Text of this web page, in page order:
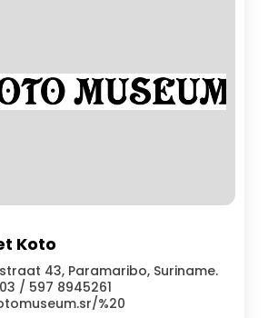
Koto
43, Paramaribo, Suriname.
/ 597 8945261
%20